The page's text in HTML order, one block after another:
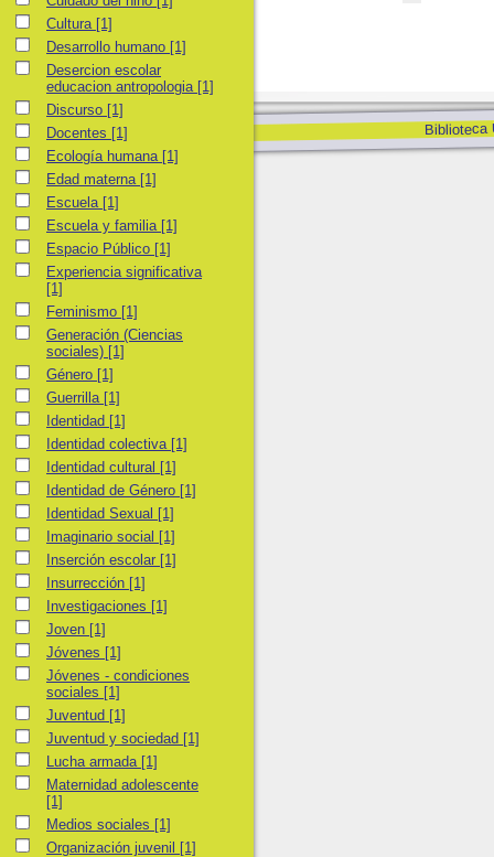
Biblioteca
CulturaCultura [1]
Desarrollo humano
Desarrollo humano [1]
Desercion escolar educacion antropologia
Desercion escolar
educacion antropologia [1]
DiscursoDiscurso [1]
DocentesDocentes [1]
Ecología humana
Ecología humana [1]
Edad materna
Edad materna [1]
EscuelaEscuela [1]
Escuela y familia
Escuela y familia [1]
Espacio Público
Espacio Público [1]
Experiencia significativa
Experiencia significativa
[1]
Feminismo
Feminismo [1]
Generación (Ciencias sociales)
Generación (Ciencias
sociales) [1]
GéneroGénero [1]
GuerrillaGuerrilla [1]
IdentidadIdentidad [1]
Identidad colectiva
Identidad colectiva [1]
Identidad cultural
Identidad cultural [1]
Identidad de Género
Identidad de Género [1]
Identidad Sexual
Identidad Sexual [1]
Imaginario social
Imaginario social [1]
Inserción escolar
Inserción escolar [1]
Insurrección
Insurrección [1]
Investigaciones
Investigaciones [1]
JovenJoven [1]
JóvenesJóvenes [1]
Jóvenes - condiciones sociales
Jóvenes - condiciones
sociales [1]
JuventudJuventud [1]
Juventud y sociedad
Juventud y sociedad [1]
Lucha armada
Lucha armada [1]
Maternidad adolescente
Maternidad adolescente
[1]
Medios sociales
Medios sociales [1]
Organización juvenil
Organización juvenil
[1]